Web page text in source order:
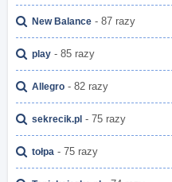
New Balance - 87 razy
play - 85 razy
Allegro - 82 razy
sekrecik.pl - 75 razy
tołpa - 75 razy